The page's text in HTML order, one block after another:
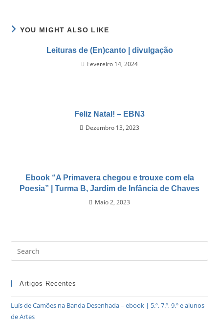
YOU MIGHT ALSO LIKE
Leituras de (En)canto | divulgação
Fevereiro 14, 2024
Feliz Natal! – EBN3
Dezembro 13, 2023
Ebook “A Primavera chegou e trouxe com ela
Poesia” | Turma B, Jardim de Infância de Chaves
Maio 2, 2023
Artigos Recentes
Luís de Camões na Banda Desenhada – ebook | 5.º, 7.º, 9.º e alunos
de Artes